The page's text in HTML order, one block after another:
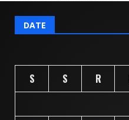
DATE
S S R